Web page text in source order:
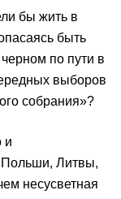
бы жить в
быть
по пути в
выборов
собрания»?
и
Польши, Литвы,
несусветная